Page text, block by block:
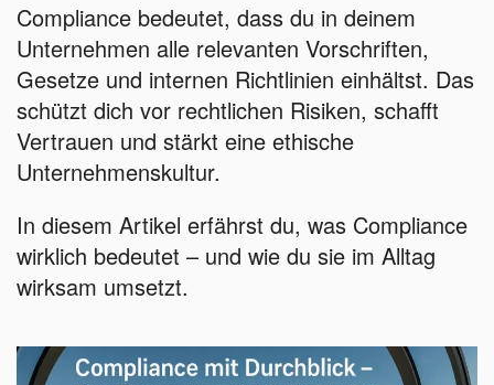
Compliance bedeutet, dass du in deinem
Unternehmen alle relevanten Vorschriften,
Gesetze und internen Richtlinien einhältst. Das
schützt dich vor rechtlichen Risiken, schafft
Vertrauen und stärkt eine ethische
Unternehmenskultur.
In diesem Artikel erfährst du, was Compliance
wirklich bedeutet – und wie du sie im Alltag
wirksam umsetzt.